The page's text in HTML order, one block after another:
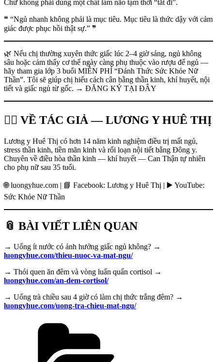
Chứ không phải dùng một chất làm não tạm thời “tắt đi”.
❝ “Ngủ nhanh không phải là mục tiêu. Mục tiêu là thức dậy với cảm
giác được phục hồi thật sự.” ❞
🌿 Nếu chị thường xuyên thức giấc lúc 2–4 giờ sáng, ngủ không
sâu hoặc cảm thấy cơ thể ngày càng phụ thuộc vào rượu để ngủ —
hãy tham gia lớp 3 buổi MIỄN PHÍ “Đánh Thức Sức Khỏe Nữ
Thần”. Tôi sẽ giúp chị hiểu cách cân bằng thần kinh, khí huyết, nội
tiết và giấc ngủ từ gốc. → ĐĂNG KÝ TẠI ĐÂY
👩‍⚕️ VỀ TÁC GIẢ — LƯƠNG Y HUÊ THỊ
Lương y Huê Thị có hơn 14 năm kinh nghiệm điều trị mất ngủ,
stress thần kinh, tiền mãn kinh và rối loạn nội tiết bằng Đông y.
Chuyên về điều hòa thần kinh — khí huyết — Can Thận tự nhiên
cho phụ nữ sau 35 tuổi.
🌐 luongyhue.com | 📘 Facebook: Lương y Huê Thị | ▶️ YouTube:
Sức Khỏe Nữ Thần
📎 BÀI VIẾT LIÊN QUAN
→ Uống ít nước có ảnh hưởng giấc ngủ không? →
luongyhue.com/thieu-nuoc-va-mat-ngu/
→ Thói quen ăn đêm và vòng luẩn quẩn cortisol →
luongyhue.com/an-dem-cortisol/
→ Uống trà chiều sau 4 giờ có làm chị thức trắng đêm? →
luongyhue.com/uong-tra-chieu-mat-ngu/